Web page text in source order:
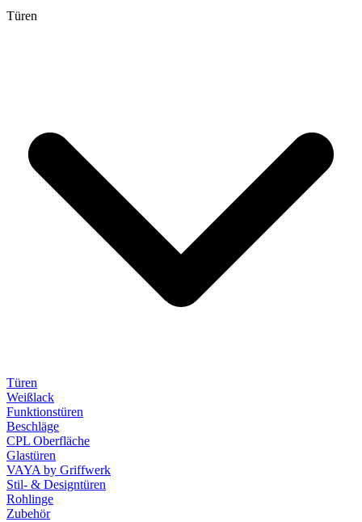
Türen
Türen
Weißlack
Funktionstüren
Beschläge
CPL Oberfläche
Glastüren
VAYA by Griffwerk
Stil- & Designtüren
Rohlinge
Zubehör